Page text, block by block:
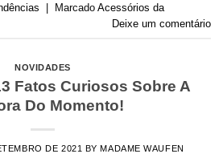
| Marcado Acessórios da
Deixe um comentário
NOVIDADES
Fatos Curiosos Sobre A
Do Momento!
DE 2021 BYMADAME WAUFEN